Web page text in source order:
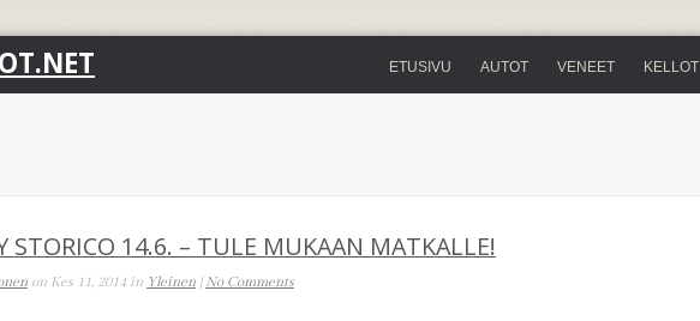
ETUSIVU AUTOT VENEET KELLOT
STORICO 14.6. – TULE MUKAAN MATKALLE!
on Kes 11, 2014 in Yleinen |No Comments